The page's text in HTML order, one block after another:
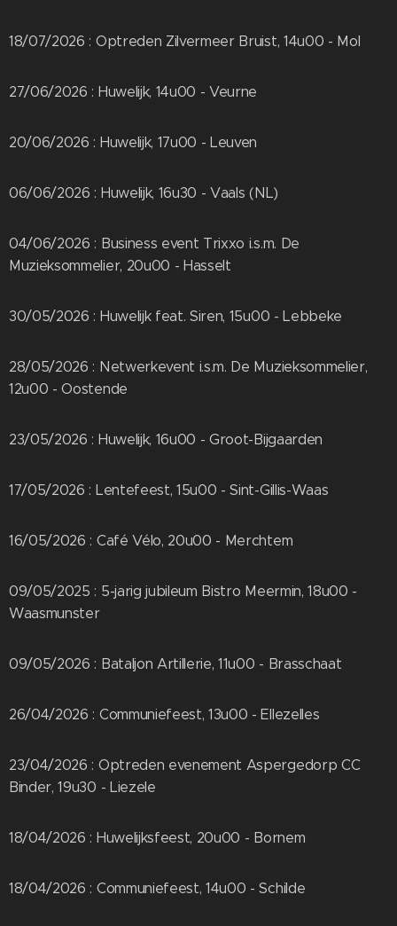
18/07/2026 : Optreden Zilvermeer Bruist, 14u00 - Mol
27/06/2026 : Huwelijk, 14u00 - Veurne
20/06/2026 : Huwelijk, 17u00 - Leuven
06/06/2026 : Huwelijk, 16u30 - Vaals (NL)
04/06/2026 : Business event Trixxo i.s.m. De
Muzieksommelier, 20u00 - Hasselt
30/05/2026 : Huwelijk feat. Siren, 15u00 - Lebbeke
28/05/2026 : Netwerkevent i.s.m. De Muzieksommelier,
12u00 - Oostende
23/05/2026 : Huwelijk, 16u00 - Groot-Bijgaarden
17/05/2026 : Lentefeest, 15u00 - Sint-Gillis-Waas
16/05/2026 : Café Vélo, 20u00 - Merchtem
09/05/2025 : 5-jarig jubileum Bistro Meermin, 18u00 -
Waasmunster
09/05/2026 : Bataljon Artillerie, 11u00 - Brasschaat
26/04/2026 : Communiefeest, 13u00 - Ellezelles
23/04/2026 : Optreden evenement Aspergedorp CC
Binder, 19u30 - Liezele
18/04/2026 : Huwelijksfeest, 20u00 - Bornem
18/04/2026 : Communiefeest, 14u00 - Schilde